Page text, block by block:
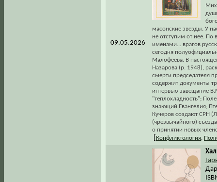
09.05.2026
масонские звезды. У
не отступим от нее.
именами... врагов
сегодня
Малофеева. В
Назарова (р. 1948),
смерти председателя
содержит документы
интервью-завещание
"теплохладность";
знающий Евангелия;
Кучеров создают СРН
(чрезвычайного)
о принятии новых
Конфликтология